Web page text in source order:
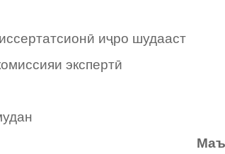
иҷро шудааст
экспертӣ